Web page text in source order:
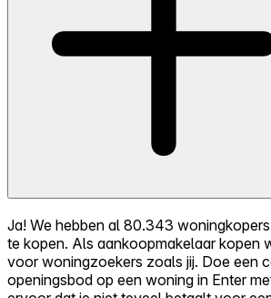
Ja! We hebben al 80.343
te kopen. Als aankoopmakelaar kopen
voor woningzoekers zoals jij. Doe een
openingsbod op een woning in Enter